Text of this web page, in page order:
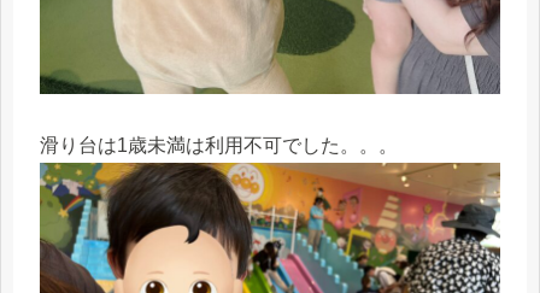
滑り台は1歳未満は利用不可でした。。。